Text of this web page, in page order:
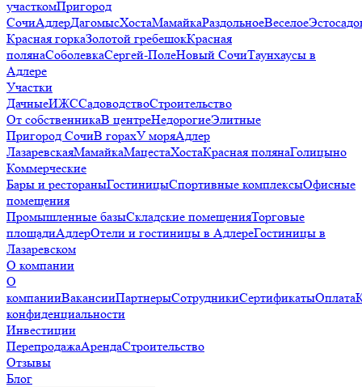
участкомПригород
СочиАдлерДагомысХостаМамайкаРаздольноеВеселое
Красная горкаЗолотой гребешокКрасная
полянаСоболевкаСергей-ПолеНовый СочиТаунхаусы в
Адлере
Участки
ДачныеИЖССадоводствоСтроительство
От собственникаВ центреНедорогиеЭлитные
Пригород СочиВ горахУ моряАдлер
ЛазаревскаяМамайкаМацестаХостаКрасная полянаГолицыно
Коммерческие
Бары и рестораныГостиницыСпортивные комплексыОфисные
помещения
Промышленные базыСкладские помещенияТорговые
площадиАдлерОтели и гостиницы в АдлереГостиницы в
Лазаревском
О компании
О
компанииВакансииПартнерыСотрудникиСертификатыОплата
конфиденциальности
Инвестиции
ПерепродажаАрендаСтроительство
Отзывы
Блог